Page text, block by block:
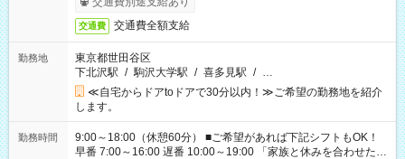
交通費 交通費全額支給
勤務地
東京都世田谷区
下北沢駅 / 駒沢大学駅 / 喜多見駅 / …
≪自宅からドアtoドアで30分以内！≫ご希望の勤務地を紹介
します。
勤務時間
9:00～18:00（休憩60分） ■ご希望があれば下記シフトもOK！
早番 7:00～16:00 遅番 10:00～19:00 「家族と休みを合わせた